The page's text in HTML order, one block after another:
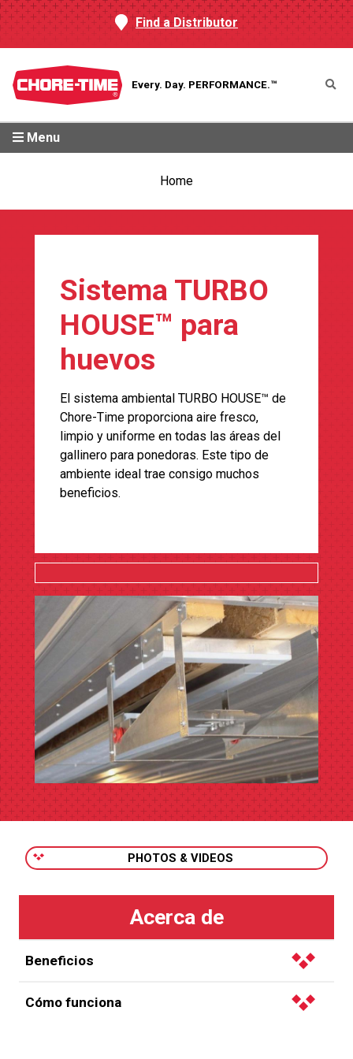
Find a Distributor
Every. Day. PERFORMANCE.™
Menu
Home
Sistema TURBO
HOUSE™ para
huevos
El sistema ambiental TURBO HOUSE™ de
Chore-Time proporciona aire fresco,
limpio y uniforme en todas las áreas del
gallinero para ponedoras. Este tipo de
ambiente ideal trae consigo muchos
beneficios.
PHOTOS & VIDEOS
Beneficios
Temperatura uniforme en todas las partes del
Cómo funciona